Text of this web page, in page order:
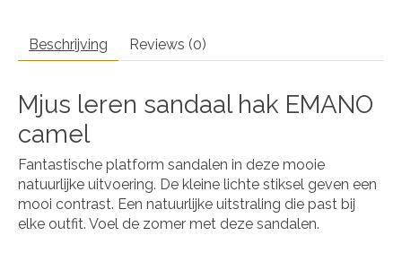
Beschrijving Reviews (0)
Mjus leren sandaal hak EMANO
camel
Fantastische platform sandalen in deze mooie
natuurlijke uitvoering. De kleine lichte stiksel geven een
mooi contrast. Een natuurlijke uitstraling die past bij
elke outfit. Voel de zomer met deze sandalen.